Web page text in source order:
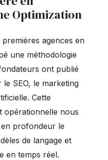
Optimization
agences en
une méthodologie
ont publié
SEO, le marketing
Cette
opérationnelle nous
profondeur le
de langage et
en temps réel.